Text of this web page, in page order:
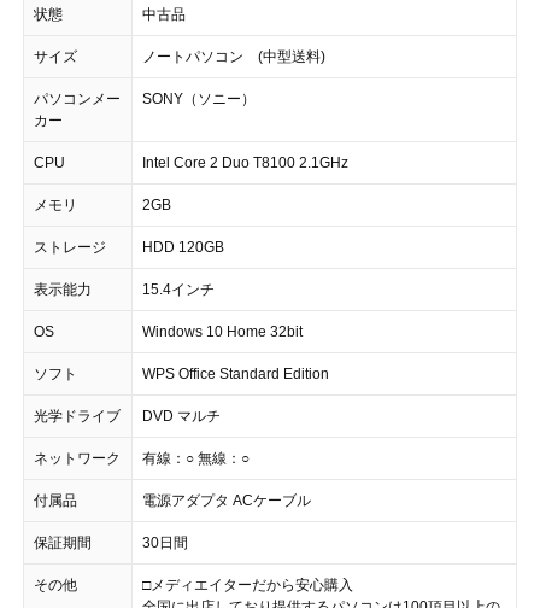
状態 中古品
サイズ ノートパソコン (中型送料)
パソコンメー
カー
SONY（ソニー）
CPU Intel Core 2 Duo T8100 2.1GHz
メモリ 2GB
ストレージ HDD 120GB
表示能力 15.4インチ
OS Windows 10 Home 32bit
ソフト WPS Office Standard Edition
光学ドライブ DVD マルチ
ネットワーク 有線：○ 無線：○
付属品 電源アダプタ ACケーブル
保証期間 30日間
その他
□メディエイターだから安心購入